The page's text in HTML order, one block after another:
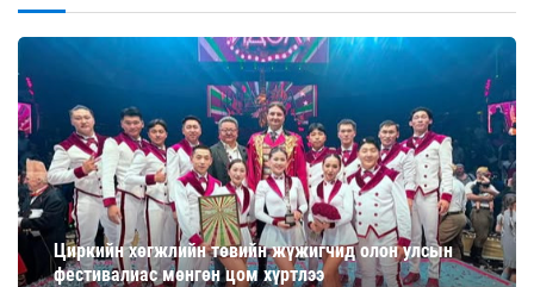
Циркийн хөгжлийн төвийн жүжигчид олон улсын
фестивалиас мөнгөн цом хүртлээ